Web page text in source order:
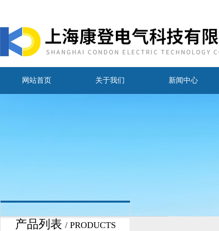
网站首页 关于我们 新闻中心
产品列表 / PRODUCTS